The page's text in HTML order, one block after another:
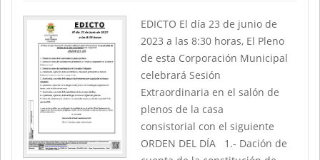
EDICTO El día 23 de junio de
2023 a las 8:30 horas, El Pleno
de esta Corporación Municipal
celebrará Sesión
Extraordinaria en el salón de
plenos de la casa
consistorial con el siguiente
ORDEN DEL DÍA 1.- Dación de